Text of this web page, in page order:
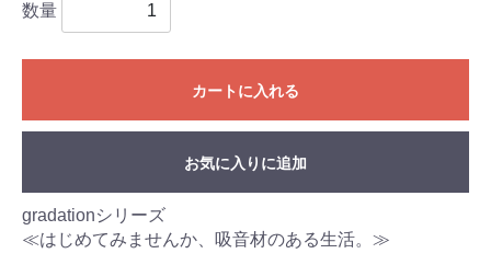
数量
カートに入れる
お気に入りに追加
gradationシリーズ
≪はじめてみませんか、吸音材のある生活。≫